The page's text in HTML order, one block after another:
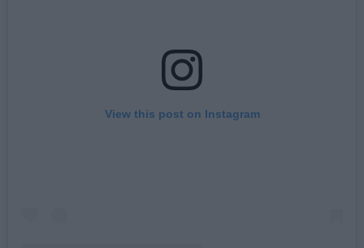
View this post on Instagram